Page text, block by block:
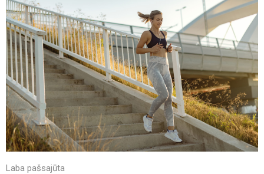
Laba pašsajūta